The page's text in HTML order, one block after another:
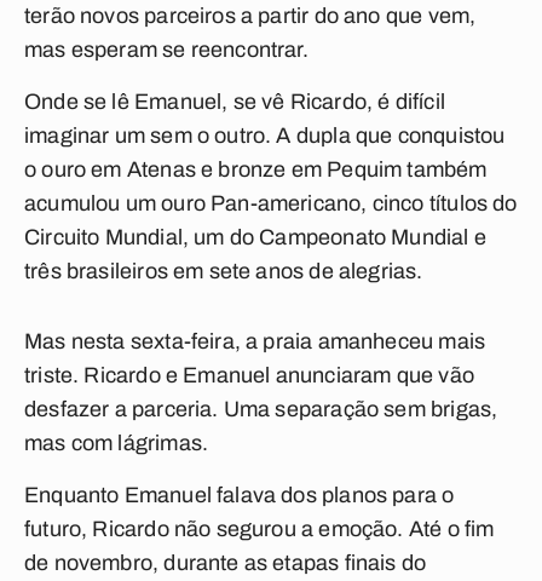
terão novos parceiros a partir do ano que vem,
mas esperam se reencontrar.
Onde se lê Emanuel, se vê Ricardo, é difícil
imaginar um sem o outro. A dupla que conquistou
o ouro em Atenas e bronze em Pequim também
acumulou um ouro Pan-americano, cinco títulos do
Circuito Mundial, um do Campeonato Mundial e
três brasileiros em sete anos de alegrias.
Mas nesta sexta-feira, a praia amanheceu mais
triste. Ricardo e Emanuel anunciaram que vão
desfazer a parceria. Uma separação sem brigas,
mas com lágrimas.
Enquanto Emanuel falava dos planos para o
futuro, Ricardo não segurou a emoção. Até o fim
de novembro, durante as etapas finais do